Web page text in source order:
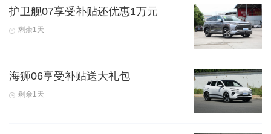
护卫舰07享受补贴还优惠1万元
剩余1天
海狮06享受补贴送大礼包
剩余1天